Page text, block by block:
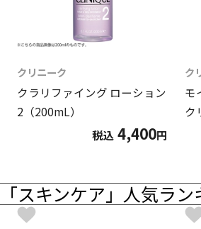
クリニーク
クラリファイング ローション
2（200mL）
税込 4,400円
ク
モ
ク
「スキンケア」人気ラ